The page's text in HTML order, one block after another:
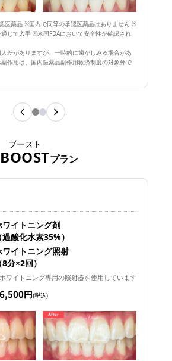
医薬品 ※国内で同等の承認医薬品はありません ※
じて入手 ※米国FDAにおいて安全性が確認され
人差がありますが、一時的に歯がしみる場合があ
作用は、国内医薬品副作用救済制度の対象外で
ブースト
BOOSTプラン
ワイトニング剤
（過酸化水素35%）
ワイトニング照射
（8分×2回）
ワイトニング専用の照射器を使用しています
円(税込)